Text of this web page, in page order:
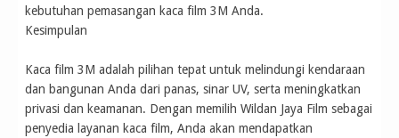
kebutuhan pemasangan kaca film 3M Anda.
Kesimpulan
Kaca film 3M adalah pilihan tepat untuk melindungi kendaraan
dan bangunan Anda dari panas, sinar UV, serta meningkatkan
privasi dan keamanan. Dengan memilih Wildan Jaya Film sebagai
penyedia layanan kaca film, Anda akan mendapatkan